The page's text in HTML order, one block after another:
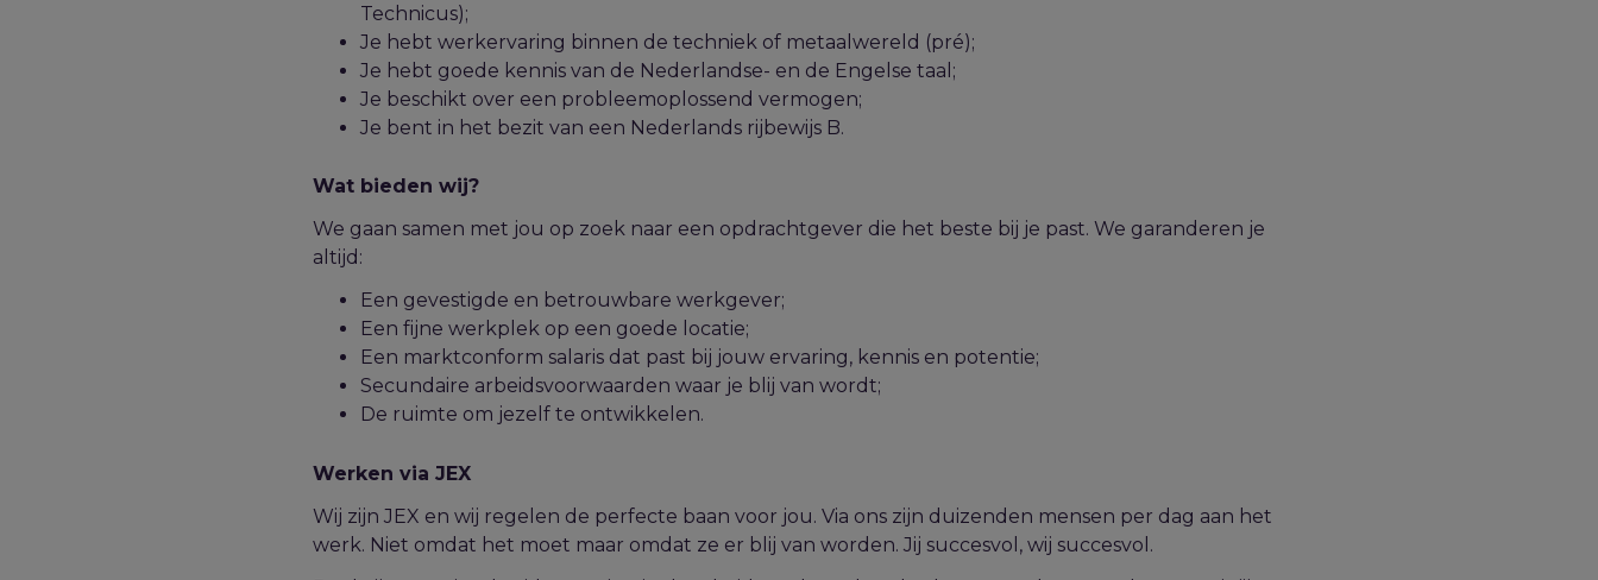
Technicus);
Je hebt werkervaring binnen de techniek of metaalwereld (pré);
Je hebt goede kennis van de Nederlandse- en de Engelse taal;
Je beschikt over een probleemoplossend vermogen;
Je bent in het bezit van een Nederlands rijbewijs B.
Wat bieden wij?
We gaan samen met jou op zoek naar een opdrachtgever die het beste bij je past. We garanderen je
altijd:
Een gevestigde en betrouwbare werkgever;
Een fijne werkplek op een goede locatie;
Een marktconform salaris dat past bij jouw ervaring, kennis en potentie;
Secundaire arbeidsvoorwaarden waar je blij van wordt;
De ruimte om jezelf te ontwikkelen.
Werken via JEX
Wij zijn JEX en wij regelen de perfecte baan voor jou. Via ons zijn duizenden mensen per dag aan het
werk. Niet omdat het moet maar omdat ze er blij van worden. Jij succesvol, wij succesvol.